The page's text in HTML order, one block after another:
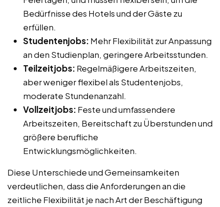
Bedürfnisse des Hotels und der Gäste zu
erfüllen.
Studentenjobs: Mehr Flexibilität zur Anpassung
an den Studienplan, geringere Arbeitsstunden.
Teilzeitjobs: Regelmäßigere Arbeitszeiten,
aber weniger flexibel als Studentenjobs,
moderate Stundenanzahl.
Vollzeitjobs: Feste und umfassendere
Arbeitszeiten, Bereitschaft zu Überstunden und
größere berufliche
Entwicklungsmöglichkeiten.
Diese Unterschiede und Gemeinsamkeiten
verdeutlichen, dass die Anforderungen an die
zeitliche Flexibilität je nach Art der Beschäftigung